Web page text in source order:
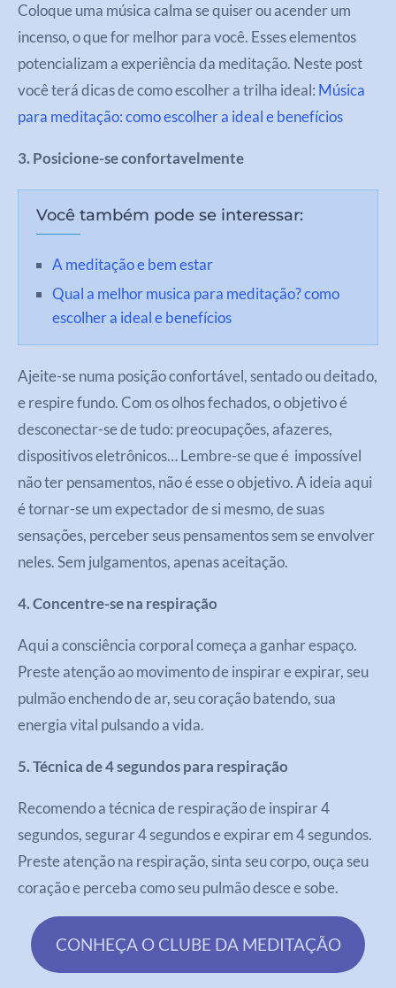
Coloque uma música calma se quiser ou acender um
incenso, o que for melhor para você. Esses elementos
potencializam a experiência da meditação. Neste post
você terá dicas de como escolher a trilha ideal: Música
para meditação: como escolher a ideal e benefícios
3. Posicione-se confortavelmente
Você também pode se interessar:
A meditação e bem estar
Qual a melhor musica para meditação? como
escolher a ideal e benefícios
Ajeite-se numa posição confortável, sentado ou deitado,
e respire fundo. Com os olhos fechados, o objetivo é
desconectar-se de tudo: preocupações, afazeres,
dispositivos eletrônicos… Lembre-se que é impossível
não ter pensamentos, não é esse o objetivo. A ideia aqui
é tornar-se um expectador de si mesmo, de suas
sensações, perceber seus pensamentos sem se envolver
neles. Sem julgamentos, apenas aceitação.
4. Concentre-se na respiração
Aqui a consciência corporal começa a ganhar espaço.
Preste atenção ao movimento de inspirar e expirar, seu
pulmão enchendo de ar, seu coração batendo, sua
energia vital pulsando a vida.
5. Técnica de 4 segundos para respiração
Recomendo a técnica de respiração de inspirar 4
segundos, segurar 4 segundos e expirar em 4 segundos.
Preste atenção na respiração, sinta seu corpo, ouça seu
coração e perceba como seu pulmão desce e sobe.
CONHEÇA O CLUBE DA MEDITAÇÃO